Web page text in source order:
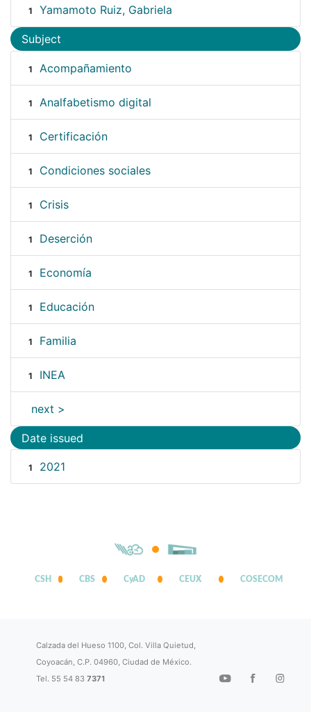
1 Yamamoto Ruiz, Gabriela
Subject
1 Acompañamiento
1 Analfabetismo digital
1 Certificación
1 Condiciones sociales
1 Crisis
1 Deserción
1 Economía
1 Educación
1 Familia
1 INEA
next >
Date issued
1 2021
CSH CBS CyAD CEUX COSECOM
Calzada del Hueso 1100, Col. Villa Quietud,
Coyoacán, C.P. 04960, Ciudad de México.
Tel. 55 54 837371